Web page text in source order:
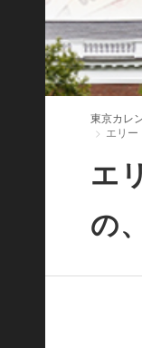
東京カレ
エリ
エ
の